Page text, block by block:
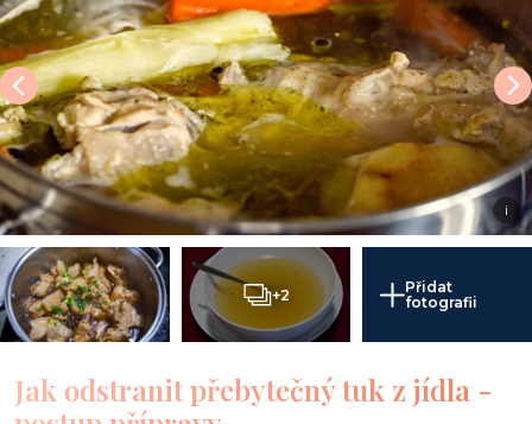
i
+2
Přidat
fotografii
Jak odstranit přebytečný tuk z jídla -